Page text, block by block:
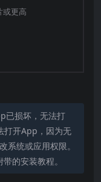
红外导引、激光
算法、声纳导引
出各种独特的导
的想象力成为致
或更高
已损坏，无法打
打开App，因为无
系统或应用权限。
的安装教程。